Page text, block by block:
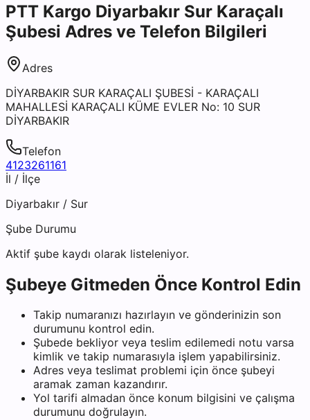
PTT Kargo Diyarbakır Sur Karaçalı
Şubesi Adres ve Telefon Bilgileri
Adres
DİYARBAKIR SUR KARAÇALI ŞUBESİ - KARAÇALI
MAHALLESİ KARAÇALI KÜME EVLER No: 10 SUR
DİYARBAKIR
Telefon
4123261161
İl / İlçe
Diyarbakır / Sur
Şube Durumu
Aktif şube kaydı olarak listeleniyor.
Şubeye Gitmeden Önce Kontrol Edin
Takip numaranızı hazırlayın ve gönderinizin son
durumunu kontrol edin.
Şubede bekliyor veya teslim edilemedi notu varsa
kimlik ve takip numarasıyla işlem yapabilirsiniz.
Adres veya teslimat problemi için önce şubeyi
aramak zaman kazandırır.
Yol tarifi almadan önce konum bilgisini ve çalışma
durumunu doğrulayın.